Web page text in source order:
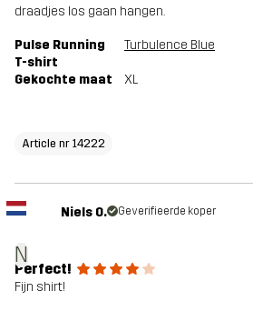
draadjes los gaan hangen.
Pulse Running
T-shirt
Turbulence Blue
Gekochte maat XL
Article nr 14222
N
Niels O. Geverifieerde koper
Perfect!
Fijn shirt!